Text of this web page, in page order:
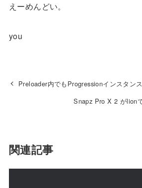
えーめんどい。
you
Preloader内でもProgressionインスタンス
Snapz Pro X 2 がlion
関連記事